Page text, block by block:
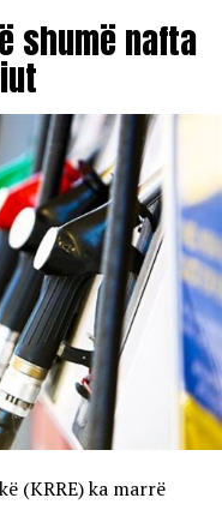
shumë nafta
(KRRE) ka marrë